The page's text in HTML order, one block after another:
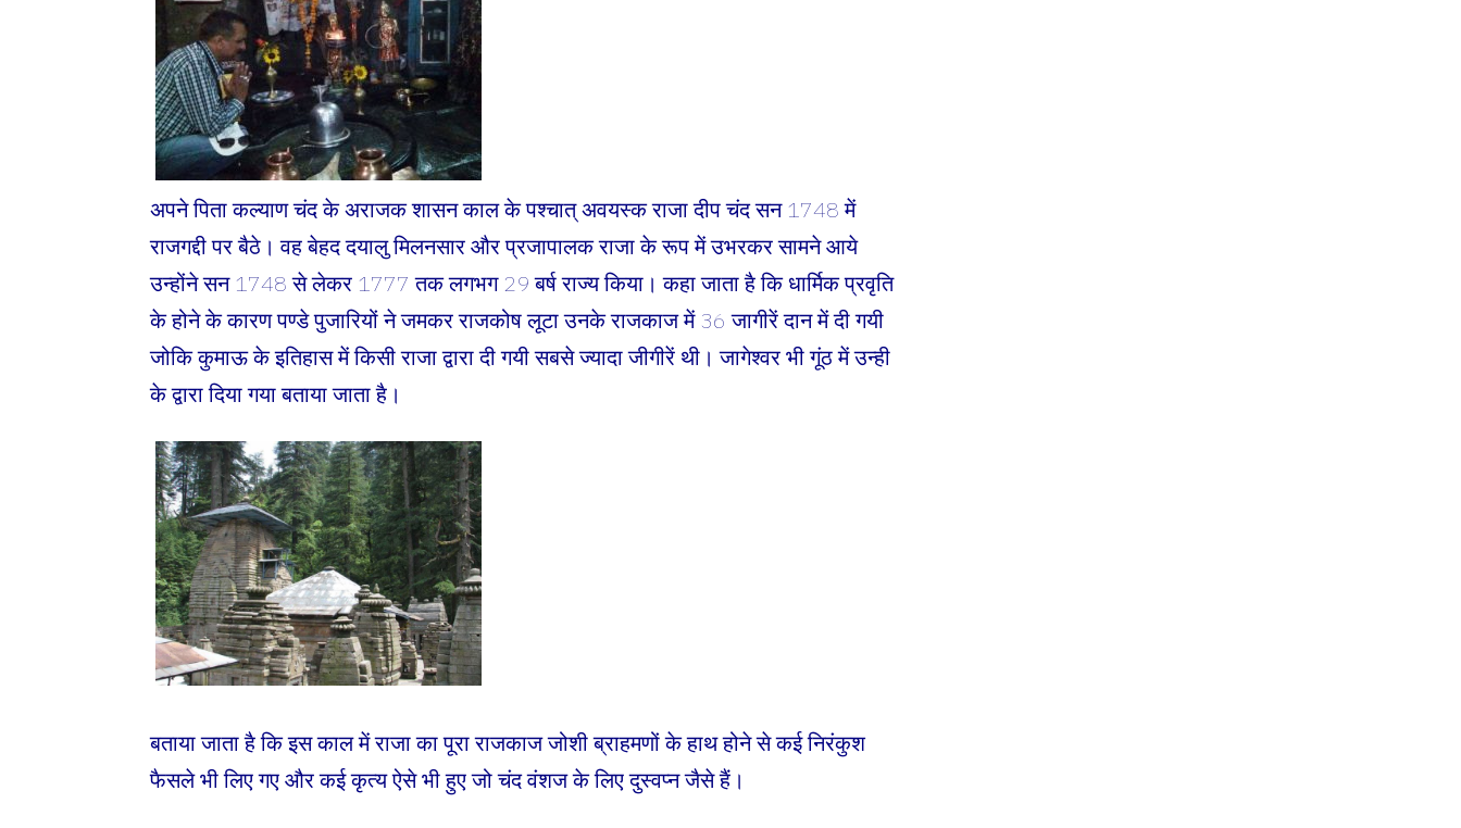
अपने पिता कल्याण चंद के अराजक शासन काल के पश्चात् अवयस्क राजा दीप चंद सन 1748 में
राजगद्दी पर बैठे। वह बेहद दयालु मिलनसार और प्रजापालक राजा के रूप में उभरकर सामने आये
उन्होंने सन 1748 से लेकर 1777 तक लगभग 29 बर्ष राज्य किया। कहा जाता है कि धार्मिक प्रवृति
के होने के कारण पण्डे पुजारियों ने जमकर राजकोष लूटा उनके राजकाज में 36 जागीरें दान में दी गयी
जोकि कुमाऊ के इतिहास में किसी राजा द्वारा दी गयी सबसे ज्यादा जीगीरें थी। जागेश्वर भी गूंठ में उन्ही
के द्वारा दिया गया बताया जाता है।
बताया जाता है कि इस काल में राजा का पूरा राजकाज जोशी ब्राहमणों के हाथ होने से कई निरंकुश
फैसले भी लिए गए और कई कृत्य ऐसे भी हुए जो चंद वंशज के लिए दुस्वप्न जैसे हैं।